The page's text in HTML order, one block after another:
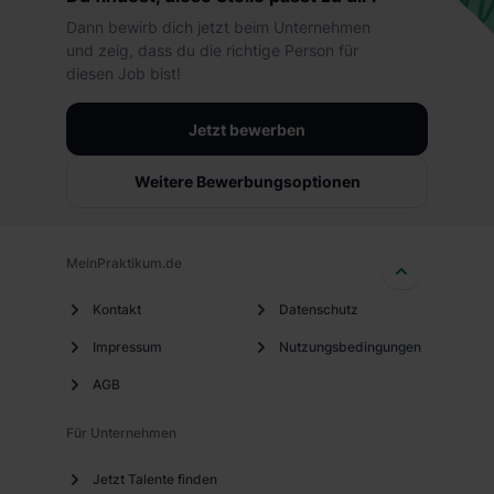
hierbei die Einwilligung zur Übermittlung deiner Daten in
die USA (Art. 49 Abs. 1 S. 1 lit. a) DS-GVO). Die USA
verfügen über kein angemessenes Datenschutzniveau
Einwilligung jederzeit mit Wirkung für die Zukunft ganz
oder teilweise über unsere Datenschutzerklärung unter
dem Punkt „Datenschutz-Einstellungen“ widerrufen.
Informationen:
Datenschutzerklärung
Dann bewirb dich jetzt beim Unternehmen
und zeig, dass du die richtige Person für
diesen Job bist!
Jetzt bewerben
Weitere Bewerbungsoptionen
MeinPraktikum.de
Kontakt
Impressum
AGB
Datenschutz
Nutzungsbedingungen
Für Unternehmen
Jetzt Talente finden